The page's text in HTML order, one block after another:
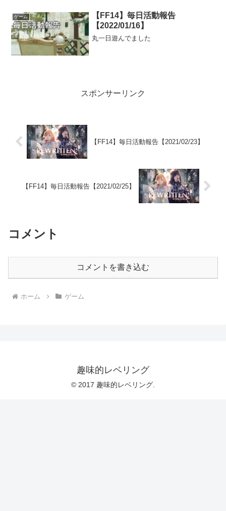
ゲーム
【FF14】毎日活動報告
【2022/01/16】
丸一日遊んでました
スポンサーリンク
【FF14】毎日活動報告【2021/02/23】
【FF14】毎日活動報告【2021/02/25】
コメント
コメントを書き込む
ホーム ゲーム
趣味的レベリング
© 2017 趣味的レベリング.